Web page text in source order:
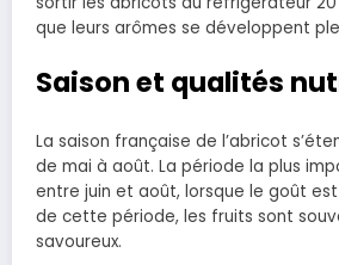
que leurs arômes se développent
Saison et qualités
La saison française de l’abricot
de mai à août. La période la plus
entre juin et août, lorsque le goût
de cette période, les fruits sont
savoureux.